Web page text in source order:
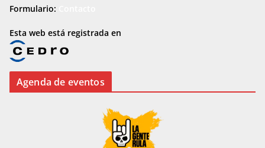
Formulario:
Esta web está registrada en
Agenda de eventos